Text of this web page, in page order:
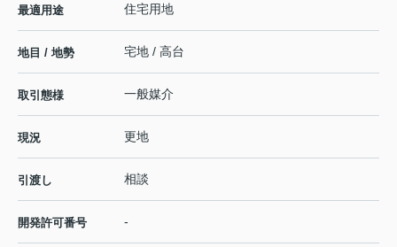
最適用途 住宅用地
地目 / 地勢 宅地 / 高台
取引態様 一般媒介
現況 更地
引渡し 相談
開発許可番号 -